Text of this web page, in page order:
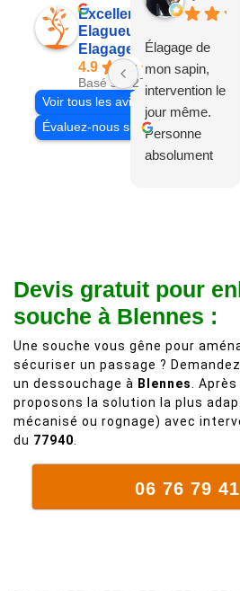
Excellent
Elagueur 77
Elagage Villiers
4.9
Basé sur 27 avis
Voir tous les avis
Évaluez-nous sur
Élagage de
mon sapin,
intervention le
jour même.
Personne
absolument
comme on en
fait plus!
Devis gratuit pour
souche à Blennes :
Une souche vous gêne pour
sécuriser un passage ?
un dessouchage à Blennes
.
proposons la solution la plus
mécanisé ou rognage) avec
du 77940
06 76 79